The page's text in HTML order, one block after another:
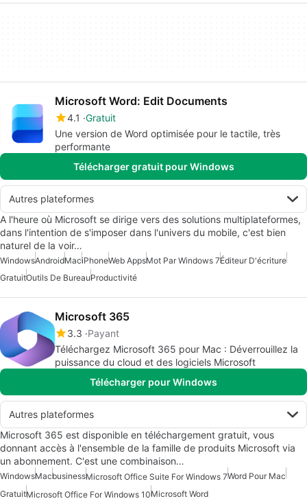
Microsoft Word: Edit Documents
4.1 Gratuit
Une version de Word optimisée pour le tactile, très
performante
Télécharger gratuit pour Windows
Autres plateformes
A l'heure où Microsoft se dirige vers des solutions multiplateformes,
dans l'intention de s'imposer dans l'univers du mobile, c'est bien
naturel de la voir…
WindowsAndroidMaciPhoneWeb AppsMot Par Windows 7Éditeur D'écriture
GratuitOutils De BureauProductivité
Microsoft 365
3.3 Payant
Téléchargez Microsoft 365 pour Mac : Déverrouillez la
puissance du cloud et des logiciels Microsoft
Télécharger pour Windows
Autres plateformes
Microsoft 365 est disponible en téléchargement gratuit, vous
donnant accès à l'ensemble de la famille de produits Microsoft via
un abonnement. C'est une combinaison…
WindowsMacbusinessMicrosoft Office Suite For Windows 7Word Pour Mac
GratuitMicrosoft Office For Windows 10Microsoft Word